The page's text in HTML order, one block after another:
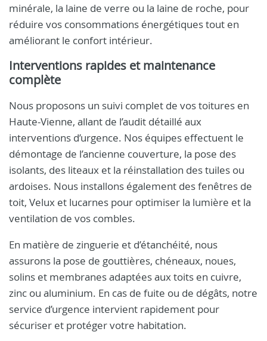
minérale, la laine de verre ou la laine de roche, pour
réduire vos consommations énergétiques tout en
améliorant le confort intérieur.
Interventions rapides et maintenance
complète
Nous proposons un suivi complet de vos toitures en
Haute-Vienne, allant de l’audit détaillé aux
interventions d’urgence. Nos équipes effectuent le
démontage de l’ancienne couverture, la pose des
isolants, des liteaux et la réinstallation des tuiles ou
ardoises. Nous installons également des fenêtres de
toit, Velux et lucarnes pour optimiser la lumière et la
ventilation de vos combles.
En matière de zinguerie et d’étanchéité, nous
assurons la pose de gouttières, chéneaux, noues,
solins et membranes adaptées aux toits en cuivre,
zinc ou aluminium. En cas de fuite ou de dégâts, notre
service d’urgence intervient rapidement pour
sécuriser et protéger votre habitation.